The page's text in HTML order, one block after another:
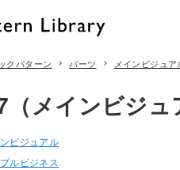
クパターン パーツ メインビジュア
メインビジュ
ビジュアル
ルビジネス